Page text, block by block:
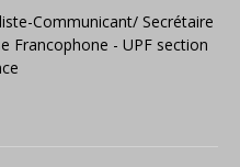
Communicant/ Secrétaire
Francophone - UPF section